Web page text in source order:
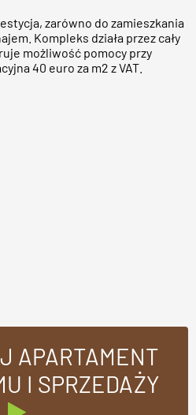
zarówno do zamieszkania
Kompleks działa przez cały
możliwość pomocy przy
40 euro za m2 z VAT.
APARTAMENT
I SPRZEDAŻY